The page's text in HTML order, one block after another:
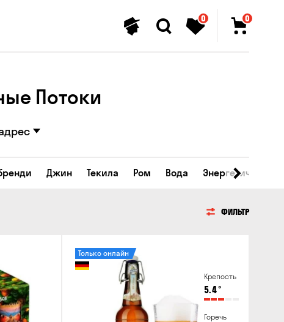
0 0
Потоки
Джин Текила Ром Вода Энергетические
ФИЛЬТР
Крепость
5.4°
Горечь
Только онлайн